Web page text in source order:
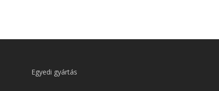
Egyedi gyártás